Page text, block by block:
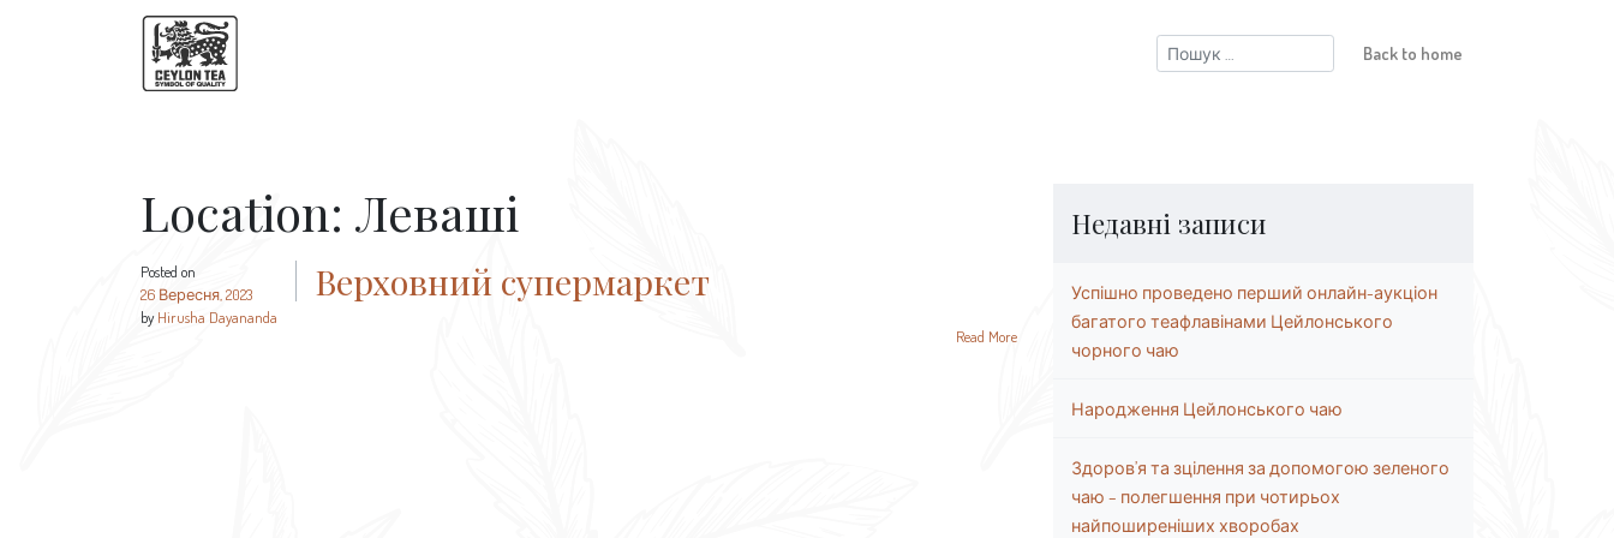
Пошук: Back to home
Location: Леваші
Posted on
26 Вересня, 2023
byHirusha Dayananda
Верховний супермаркет
Read More
Недавні записи
Успішно проведено перший онлайн-аукціон
багатого теафлавінами Цейлонського
чорного чаю
Народження Цейлонського чаю
Здоров’я та зцілення за допомогою зеленого
чаю – полегшення при чотирьох
найпоширеніших хворобах